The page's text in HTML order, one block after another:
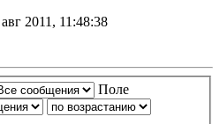
2011, 11:48:38
Поле